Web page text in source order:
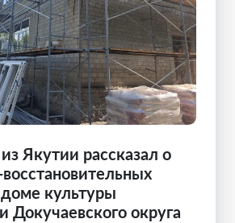
Якутии рассказал о
доме культуры
Докучаевского округа